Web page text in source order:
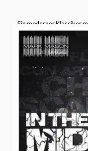
Ein moderner Klassiker
Wirkung – der
ernsthaften